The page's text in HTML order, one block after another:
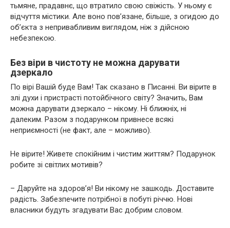
тьмяне, прадавнє, що втратило свою свіжість. У ньому є
відчуття містики. Але воно пов’язане, більше, з огидою до
об’єкта з непривабливим виглядом, ніж з дійсною
небезпекою.
Без віри в чистоту не можна дарувати
дзеркало
По вірі Вашій буде Вам! Так сказано в Писанні. Ви вірите в
злі духи і пристрасті потойбічного світу? Значить, Вам
можна дарувати дзеркало – нікому. Ні ближніх, ні
далеким. Разом з подарунком привнесе всякі
неприємності (не факт, але – можливо).
Не вірите! Живете спокійним і чистим життям? Подарунок
робите зі світлих мотивів?
– Даруйте на здоров’я! Ви нікому не зашкодь. Доставите
радість. Забезпечите потрібної в побуті річчю. Нові
власники будуть згадувати Вас добрим словом.